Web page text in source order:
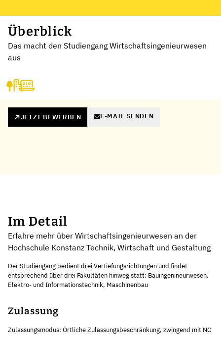
Überblick
Das macht den Studiengang Wirtschaftsingenieurwesen
aus
JETZT BEWERBEN E-MAIL SENDEN
Im Detail
Erfahre mehr über Wirtschaftsingenieurwesen an der
Hochschule Konstanz Technik, Wirtschaft und Gestaltung
Der Studiengang bedient drei Vertiefungsrichtungen und findet
entsprechend über drei Fakultäten hinweg statt: Bauingenineurwesen,
Elektro- und Informationstechnik, Maschinenbau
Zulassung
Zulassungsmodus: Örtliche Zulassungsbeschränkung, zwingend mit NC